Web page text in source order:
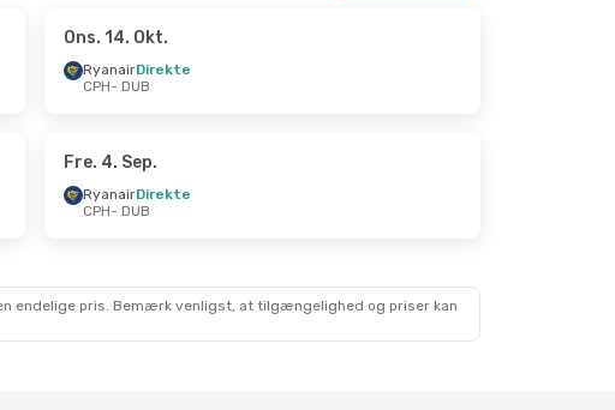
- Tir. 20. Okt.
Tir. 3. Nov.
Ons. 14. Okt.
RyanairDirekte
CPH- DUB
Fre. 4. Sep.
RyanairDirekte
CPH- DUB
endelige pris. Bemærk venligst, at tilgængelighed og priser kan